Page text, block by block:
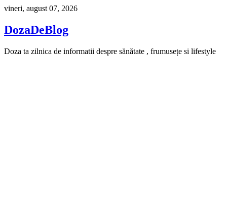
Skip
content
vineri, august 07, 2026
DozaDeBlog
Doza ta zilnica de informatii despre sănătate , frumusețe si lifestyle